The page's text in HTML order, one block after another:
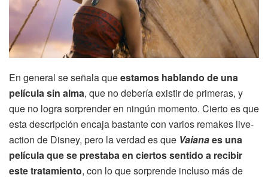
En general se señala queestamos hablando de una
película sin alma, que no debería existir de primeras, y
que no logra sorprender en ningún momento. Cierto es que
esta descripción encaja bastante con varios remakes live-
action de Disney, pero la verdad es que Vaianaes una
película que se prestaba en ciertos sentido a recibir
este tratamiento, con lo que sorprende incluso más de